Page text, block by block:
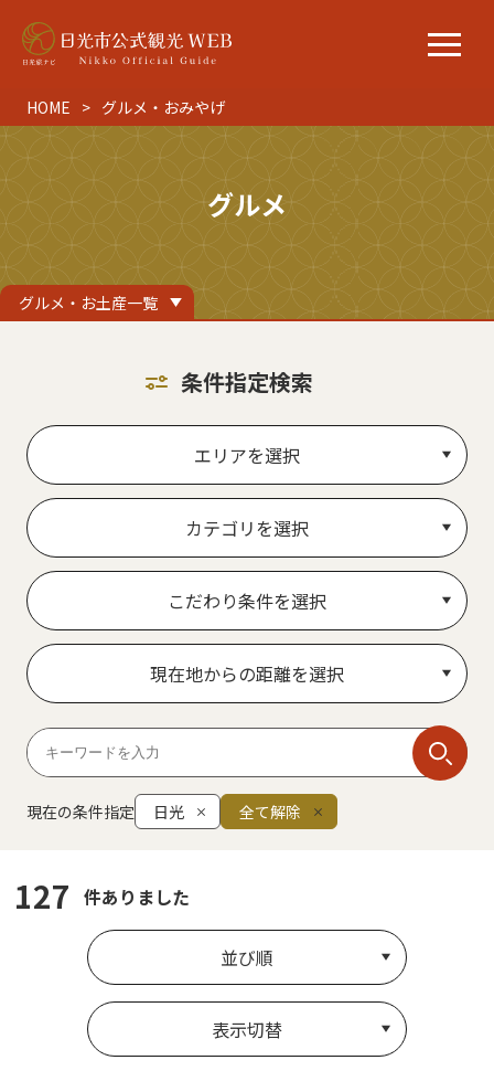
HOME グルメ・おみやげ
グルメ
グルメ・お土産一覧
条件指定検索
エリアを選択
カテゴリを選択
こだわり条件を選択
現在地からの距離を選択
現在の条件指定 日光 全て解除
127 件ありました
並び順
表示切替